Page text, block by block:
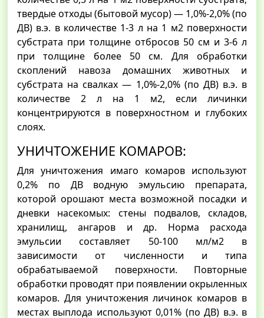
твердые отходы (бытовой мусор) — 1,0%-2,0% (по
ДВ) в.э. в количестве 1-3 л на 1 м2 поверхности
субстрата при толщине отбросов 50 см и 3-6 л
при толщине более 50 см. Для обработки
скоплений навоза домашних животных и
субстрата на свалках — 1,0%-2,0% (по ДВ) в.э. в
количестве 2 л на 1 м2, если личинки
концентрируются в поверхностном и глубоких
слоях.
УНИЧТОЖЕНИЕ КОМАРОВ:
Для уничтожения имаго комаров используют
0,2% по ДВ водную эмульсию препарата,
которой орошают места возможной посадки и
дневки насекомых: стены подвалов, складов,
хранилищ, ангаров и др. Норма расхода
эмульсии составляет 50-100 мл/м2 в
зависимости от численности и типа
обрабатываемой поверхности. Повторные
обработки проводят при появлении окрыленных
комаров. Для уничтожения личинок комаров в
местах выплода используют 0,01% (по ДВ) в.э. в